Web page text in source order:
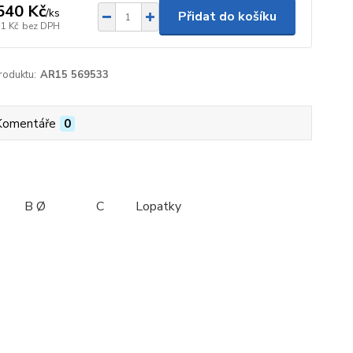
Kč/ks
Kč bez DPH
Přidat do košíku
AR15 569533
0